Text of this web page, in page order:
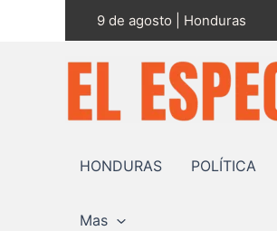
9 de agosto | Honduras
HONDURAS POLÍTICA
Mas